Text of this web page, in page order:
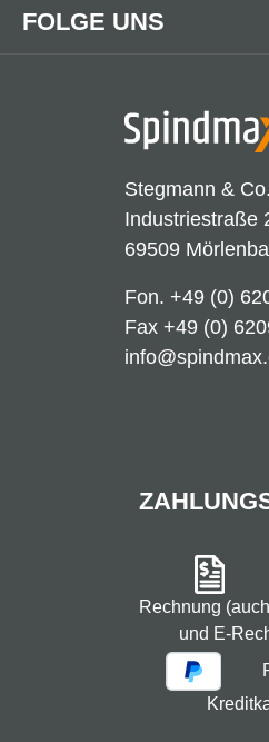
Stegmann &
Industriestraße
69509
Fon. +49 (0)
Fax +49 (0)
FOLGE UNS
Rechnung
und E-